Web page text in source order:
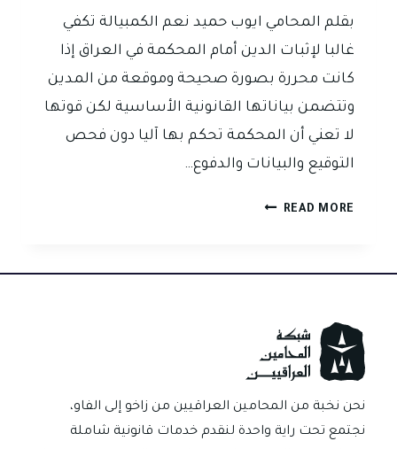
بقلم المحامي ايوب حميد نعم الكمبيالة تكفي
غالبا لإثبات الدين أمام المحكمة في العراق إذا
كانت محررة بصورة صحيحة وموقعة من المدين
وتتضمن بياناتها القانونية الأساسية لكن قوتها
لا تعني أن المحكمة تحكم بها آليا دون فحص
التوقيع والبيانات والدفوع…
READ MORE هل
لإثبات
المحكمة
في
العراق
نحن نخبة من المحامين العراقيين من زاخو إلى الفاو،
نجتمع تحت راية واحدة لنقدم خدمات قانونية شاملة